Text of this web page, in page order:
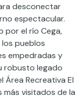
desconectar
espectacular.
por el río Cega,
pueblos
empedradas y
robusto legado
Área Recreativa El
visitados de la